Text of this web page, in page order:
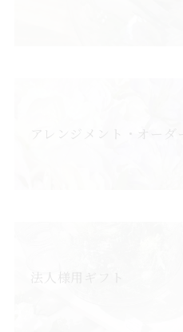
アレンジメント・オーダ
法人様用ギフト